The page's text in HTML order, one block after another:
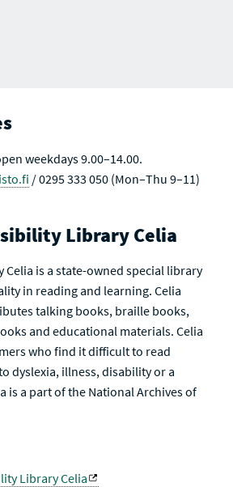
weekdays 9.00–14.00.
/ 0295 333 050 (Mon–Thu 9–11)
Library Celia
Celia is a state-owned special library
in reading and learning. Celia
talking books, braille books,
and educational materials. Celia
who find it difficult to read
dyslexia, illness, disability or a
is a part of the National Archives of
Library Celia